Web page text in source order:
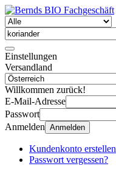
Einstellungen
Versandland
Willkommen zurück!
E-Mail-Adresse
Passwort
Anmelden Anmelden
Kundenkonto erstellen
Passwort vergessen?